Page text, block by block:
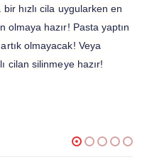
hızlı cila uygularken en
olmaya hazır! Pasta yaptın
olmayacak! Veya
cilan silinmeye hazır!